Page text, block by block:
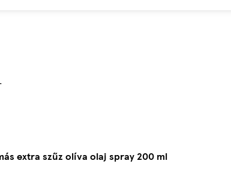
extra szűz olíva olaj spray 200 ml